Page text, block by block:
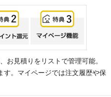
お見積りをリストで管理可能。
す。マイページでは注文履歴や保